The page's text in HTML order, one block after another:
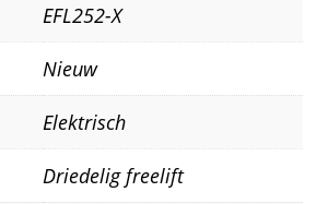
EFL252-X
Nieuw
Elektrisch
Driedelig freelift